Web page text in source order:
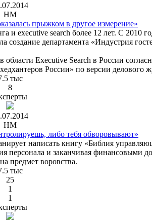
HM
прыжком в другое измерение»
и executive search более 12 лет. С 2010
создание департамента «Индустрия
области Executive Search в России
России» по версии делового
тыс
8
HM
либо тебя обворовывают»
написать книгу «Библия
персонала и заканчивая финансовыми
предмет воровства.
тыс
25
1
1